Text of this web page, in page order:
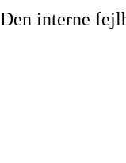
Den interne